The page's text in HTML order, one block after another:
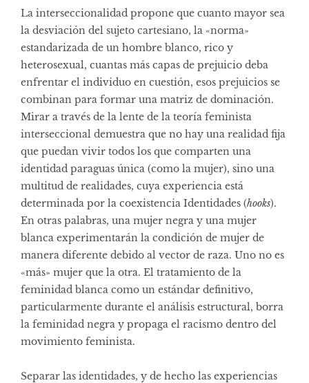
La interseccionalidad propone que cuanto mayor sea
la desviación del sujeto cartesiano, la «norma»
estandarizada de un hombre blanco, rico y
heterosexual, cuantas más capas de prejuicio deba
enfrentar el individuo en cuestión, esos prejuicios se
combinan para formar una matriz de dominación.
Mirar a través de la lente de la teoría feminista
interseccional demuestra que no hay una realidad fija
que puedan vivir todos los que comparten una
identidad paraguas única (como la mujer), sino una
multitud de realidades, cuya experiencia está
determinada por la coexistencia Identidades (hooks).
En otras palabras, una mujer negra y una mujer
blanca experimentarán la condición de mujer de
manera diferente debido al vector de raza. Uno no es
«más» mujer que la otra. El tratamiento de la
feminidad blanca como un estándar definitivo,
particularmente durante el análisis estructural, borra
la feminidad negra y propaga el racismo dentro del
movimiento feminista.
Separar las identidades, y de hecho las experiencias